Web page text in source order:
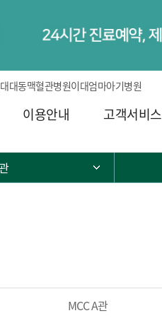
대동맥혈관병원이대엄마아기병원
이용안내 고객서비스
뉴 목록 열기
MCC A관